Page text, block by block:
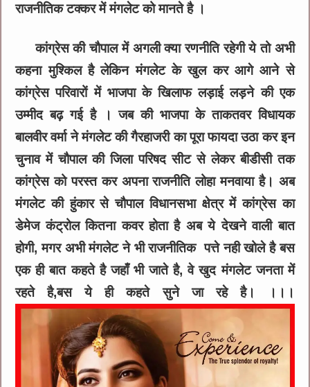
राजनीतिक टक्कर में मंगलेट को मानते है ।
कांग्रेस की चौपाल में अगली क्या रणनीति रहेगी ये तो अभी
कहना मुश्किल है लेकिन मंगलेट के खुल कर आगे आने से
कांग्रेस परिवारों में भाजपा के खिलाफ लड़ाई लड़ने की एक
उम्मीद बढ़ गई है । जब की भाजपा के ताकतवर विधायक
बालवीर वर्मा ने मंगलेट की गैरहाजरी का पूरा फायदा उठा कर इन
चुनाव में चौपाल की जिला परिषद सीट से लेकर बीडीसी तक
कांग्रेस को परस्त कर अपना राजनीति लोहा मनवाया है। अब
मंगलेट की हुंकार से चौपाल विधानसभा क्षेत्र में कांग्रेस का
डेमेज कंट्रोल कितना कवर होता है अब ये देखने वाली बात
होगी, मगर अभी मंगलेट ने भी राजनीतिक पत्ते नही खोले है बस
एक ही बात कहते है जहाँ भी जाते है, वे खुद मंगलेट जनता में
रहते है,बस ये ही कहते सुने जा रहे है। ।।।